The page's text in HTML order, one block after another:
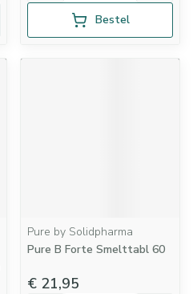
Bestel
Pure by Solidpharma
Pure B Forte Smelttabl 60
€ 21,95